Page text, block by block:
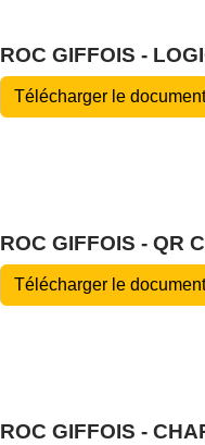
ROC GIFFOIS -
Télécharger le document
ROC GIFFOIS - QR
Télécharger le document
ROC GIFFOIS -